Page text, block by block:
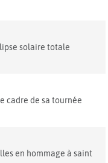
solaire totale
cadre de sa tournée
en hommage à saint